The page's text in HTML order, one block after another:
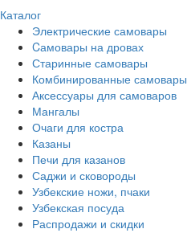
Каталог
Электрические самовары
Cамовары на дровах
Старинные самовары
Комбинированные самовары
Аксессуары для самоваров
Мангалы
Очаги для костра
Казаны
Печи для казанов
Саджи и сковороды
Узбекские ножи, пчаки
Узбекская посуда
Распродажи и скидки